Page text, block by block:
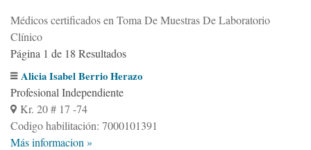
Médicos certificados en Toma De Muestras De Laboratorio
Clínico
Página 1 de 18 Resultados
Alicia Isabel Berrio Herazo
Profesional Independiente
Kr. 20 # 17 -74
Codigo habilitación: 7000101391
Más informacion »